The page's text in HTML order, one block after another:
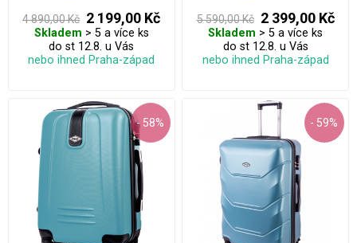
nízkou hmotností 3,67 kg a
zároveň odolností proti
mechanickému poškození.
4 890,00 Kč 2 199,00 Kč
Skladem > 5 a více ks
do st 12.8. u Vás
nebo ihned Praha-západ
nízkou hmotností 4,95 kg a
zároveň odolností proti
mechanickému poškození.
5 590,00 Kč 2 399,00 Kč
Skladem > 5 a více ks
do st 12.8. u Vás
nebo ihned Praha-západ
- 58% - 59%